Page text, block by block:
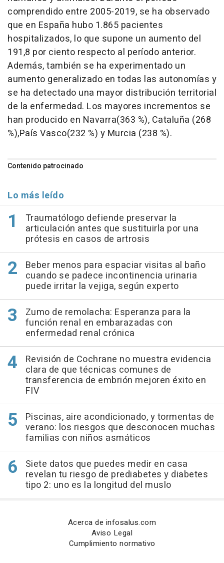
comprendido entre 2005-2019, se ha observado
que en España hubo 1.865 pacientes
hospitalizados, lo que supone un aumento del
191,8 por ciento respecto al período anterior.
Además, también se ha experimentado un
aumento generalizado en todas las autonomías y
se ha detectado una mayor distribución territorial
de la enfermedad. Los mayores incrementos se
han producido en Navarra(363 %), Cataluña (268
%),País Vasco(232 %) y Murcia (238 %).
Contenido patrocinado
Lo más leído
Traumatólogo defiende preservar la
articulación antes que sustituirla por una
prótesis en casos de artrosis
Beber menos para espaciar visitas al baño
cuando se padece incontinencia urinaria
puede irritar la vejiga, según experto
Zumo de remolacha: Esperanza para la
función renal en embarazadas con
enfermedad renal crónica
Revisión de Cochrane no muestra evidencia
clara de que técnicas comunes de
transferencia de embrión mejoren éxito en
FIV
Piscinas, aire acondicionado, y tormentas de
verano: los riesgos que desconocen muchas
familias con niños asmáticos
Siete datos que puedes medir en casa
revelan tu riesgo de prediabetes y diabetes
tipo 2: uno es la longitud del muslo
Acerca de infosalus.com
Aviso Legal
Cumplimiento normativo